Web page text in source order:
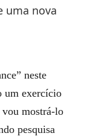
uma nova
neste
um exercício
mostrá-lo
pesquisa